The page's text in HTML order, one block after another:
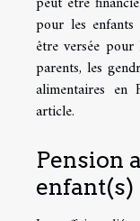
pour les
être versée
parents, les
alimentaires
article.
Pension
enfant(s)